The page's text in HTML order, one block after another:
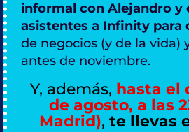
informal con Alejandro y
asistentes a Infinity para
de negocios (y de la vida)
antes de noviembre.
Y, además, hasta el
de agosto, a las
Madrid), te llevas